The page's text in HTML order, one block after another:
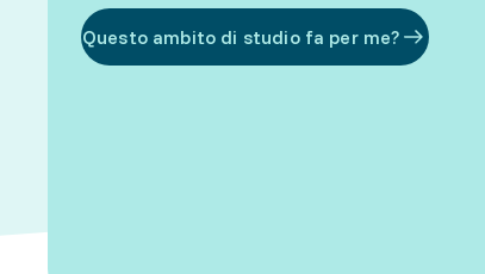
Questo ambito di studio fa per me?